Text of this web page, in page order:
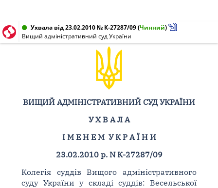
Ухвала від 23.02.2010 № К-27287/09(Чинний)
Вищий адміністративний суд України
ВИЩИЙ АДМІНІСТРАТИВНИЙ СУД УКРАЇНИ
У Х В А Л А
І М Е Н Е М У К Р А Ї Н И
23.02.2010 р. N К-27287/09
Колегія суддів Вищого адміністративного
суду України у складі суддів: Весельської